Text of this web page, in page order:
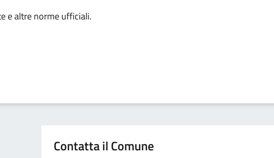
e altre norme ufficiali.
Contatta il Comune